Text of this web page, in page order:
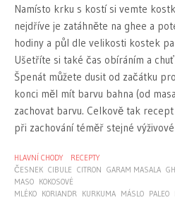
Namísto krku s kostí si vemte
nejdříve je zatáhněte na ghee a
hodiny a půl dle velikosti kostek
Ušetříte si také čas obíráním a
Špenát můžete dusit od začátku
konci měl mít barvu bahna (od
zachovat barvu. Celkově tak
při zachování téměř stejné
HLAVNÍ CHODY
RECEPTY
ČESNEK CIBULE CITRON GARAM MASALA
MASO KOKOSOVÉ
MLÉKO KORIANDR KURKUMA MÁSLO PALEO